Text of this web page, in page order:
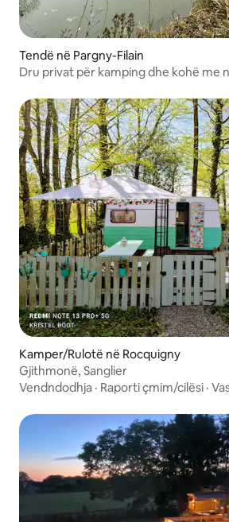
Tendë në Pargny-Filain
Dru privat për kamping dhe kohë me
Kamper/Rulotë në Rocquigny
Gjithmonë, Sanglier
Vendndodhja · Raporti çmim/cilësi ·